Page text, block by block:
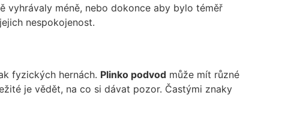
vyhrávaly méně, nebo dokonce aby bylo téměř
nespokojenost.
fyzických hernách. Plinko podvod může mít různé
je vědět, na co si dávat pozor. Častými znaky